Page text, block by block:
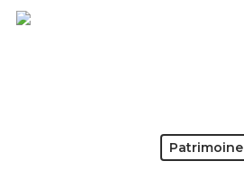
Patrimoine